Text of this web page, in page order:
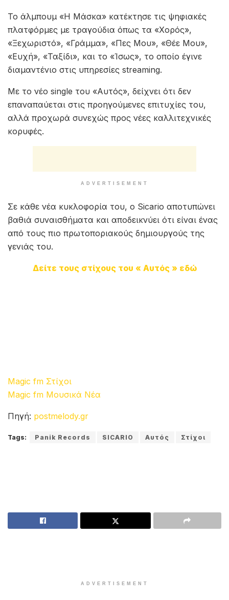
Το άλμπουμ «Η Μάσκα» κατέκτησε τις ψηφιακές
πλατφόρμες με τραγούδια όπως τα «Χορός»,
«Ξεχωριστό», «Γράμμα», «Πες Μου», «Θέε Μου»,
«Ευχή», «Ταξίδι», και το «Ίσως», το οποίο έγινε
διαμαντένιο στις υπηρεσίες streaming.
Με το νέο single του «Αυτός», δείχνει ότι δεν
επαναπαύεται στις προηγούμενες επιτυχίες του,
αλλά προχωρά συνεχώς προς νέες καλλιτεχνικές
κορυφές.
ADVERTISEMENT
Σε κάθε νέα κυκλοφορία του, ο Sicario αποτυπώνει
βαθιά συναισθήματα και αποδεικνύει ότι είναι ένας
από τους πιο πρωτοποριακούς δημιουργούς της
γενιάς του.
Δείτε τους στίχους του « Αυτός » εδώ
Magic fm Στίχοι
Magic fm Μουσικά Νέα
Πηγή: postmelody.gr
Tags: Panik Records SICARIO Αυτός Στίχοι
ADVERTISEMENT